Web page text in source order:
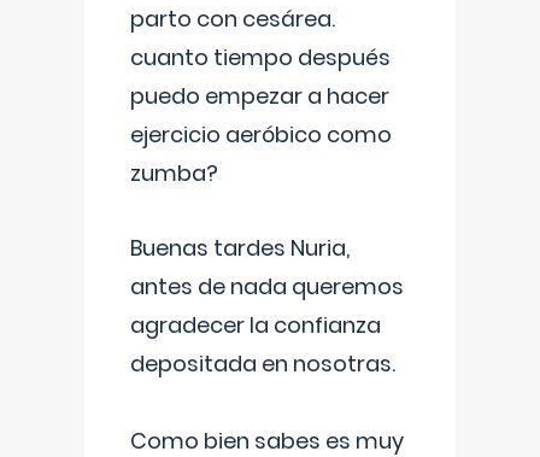
parto con cesárea.
cuanto tiempo después
puedo empezar a hacer
ejercicio aeróbico como
zumba?
Buenas tardes Nuria,
antes de nada queremos
agradecer la confianza
depositada en nosotras.
Como bien sabes es muy